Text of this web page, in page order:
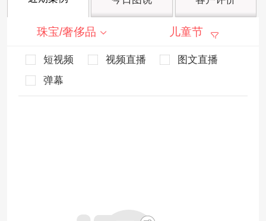
珠宝/奢侈品 儿童节
短视频 视频直播
图文直播
弹幕